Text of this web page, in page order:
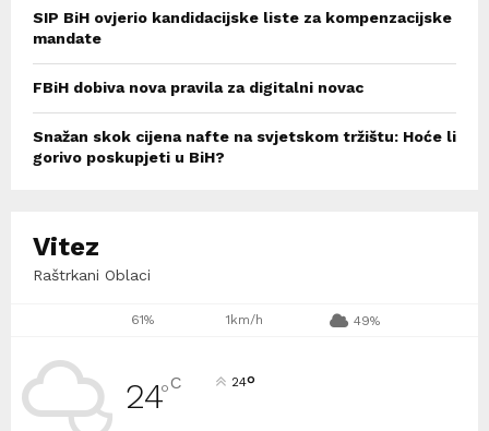
SIP BiH ovjerio kandidacijske liste za kompenzacijske
mandate
FBiH dobiva nova pravila za digitalni novac
Snažan skok cijena nafte na svjetskom tržištu: Hoće li
gorivo poskupjeti u BiH?
Vitez
Raštrkani Oblaci
61% 1km/h 49%
24°C 24°